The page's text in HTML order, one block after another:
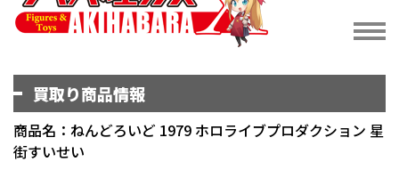
イベント情報
宅配買取のご案内
買取り商品情報
商品名：ねんどろいど 1979 ホロライブプロダクション 星
街すいせい